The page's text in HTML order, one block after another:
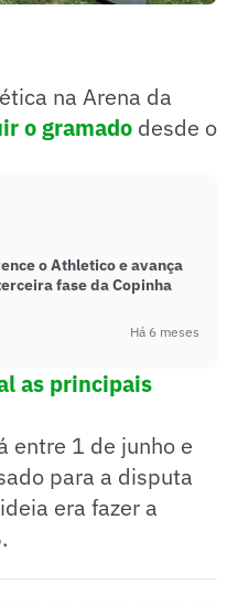
na Arena da
o gramado desde o
o Athletico e avança
fase da Copinha
Há 6 meses
as principais
entre 1 de junho e
para a disputa
era fazer a